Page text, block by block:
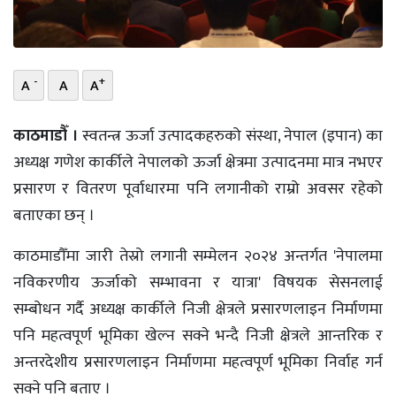
खोज
प्रोफाइल
ऊर्जा
विशेष
A - A A+
काठमाडौँ । स्वतन्त्र ऊर्जा उत्पादकहरुको संस्था, नेपाल (इपान) का
अध्यक्ष गणेश कार्कीले नेपालको ऊर्जा क्षेत्रमा उत्पादनमा मात्र नभएर
प्रसारण र वितरण पूर्वाधारमा पनि लगानीको राम्रो अवसर रहेको
बताएका छन् ।
काठमाडौँमा जारी तेस्रो लगानी सम्मेलन २०२४ अन्तर्गत 'नेपालमा
नविकरणीय ऊर्जाको सम्भावना र यात्रा' विषयक सेसनलाई
सम्बोधन गर्दै अध्यक्ष कार्कीले निजी क्षेत्रले प्रसारणलाइन निर्माणमा
पनि महत्वपूर्ण भूमिका खेल्न सक्ने भन्दै निजी क्षेत्रले आन्तरिक र
अन्तरदेशीय प्रसारणलाइन निर्माणमा महत्वपूर्ण भूमिका निर्वाह गर्न
सक्ने पनि बताए ।